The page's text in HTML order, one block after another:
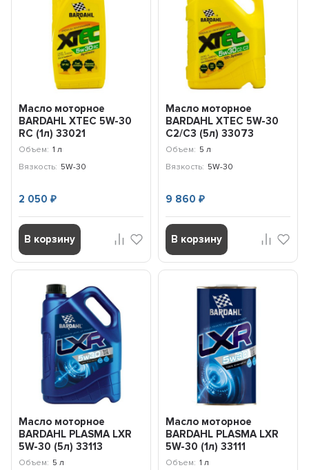
Масло моторное
BARDAHL XTEC 5W-30
RC (1л) 33021
Объем: 1 л
Вязкость: 5W-30
2 050₽
В корзину
Масло моторное
BARDAHL XTEC 5W-30
C2/C3 (5л) 33073
Объем: 5 л
Вязкость: 5W-30
9 860 ₽
В корзину
Масло моторное
BARDAHL PLASMA LXR
5W-30 (5л) 33113
Объем: 5 л
Масло моторное
BARDAHL PLASMA LXR
5W-30 (1л) 33111
Объем: 1 л